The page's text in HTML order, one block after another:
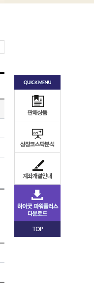
TOP